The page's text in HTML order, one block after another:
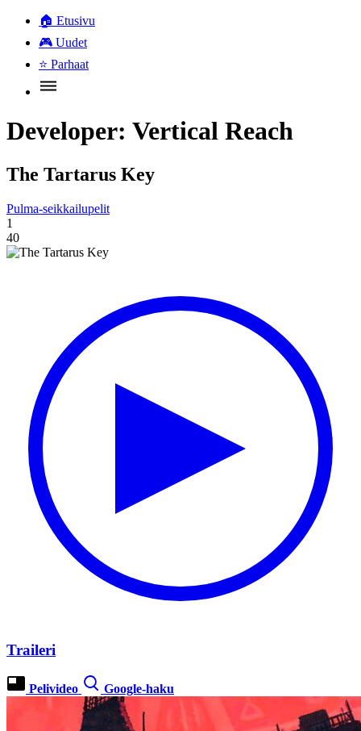
🏠 Etusivu
🎮 Uudet
⭐ Parhaat
Developer: Vertical Reach
The Tartarus Key
Pulma-seikkailupelit
1
40
Traileri
Pelivideo Google-haku